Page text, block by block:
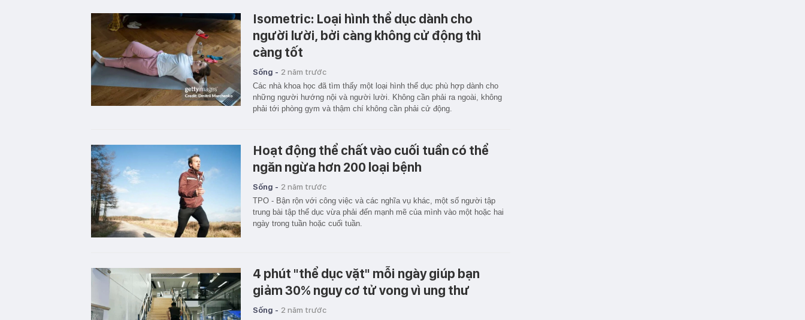
Isometric: Loại hình thể dục dành cho
người lười, bởi càng không cử động thì
càng tốt
Sống - 2 năm trước
Các nhà khoa học đã tìm thấy một loại hình thể dục phù hợp dành cho
những người hướng nội và người lười. Không cần phải ra ngoài, không
phải tới phòng gym và thậm chí không cần phải cử động.
Hoạt động thể chất vào cuối tuần có thể
ngăn ngừa hơn 200 loại bệnh
Sống - 2 năm trước
TPO - Bận rộn với công việc và các nghĩa vụ khác, một số người tập
trung bài tập thể dục vừa phải đến mạnh mẽ của mình vào một hoặc hai
ngày trong tuần hoặc cuối tuần.
4 phút "thể dục vặt" mỗi ngày giúp bạn
giảm 30% nguy cơ tử vong vì ung thư
Sống - 2 năm trước